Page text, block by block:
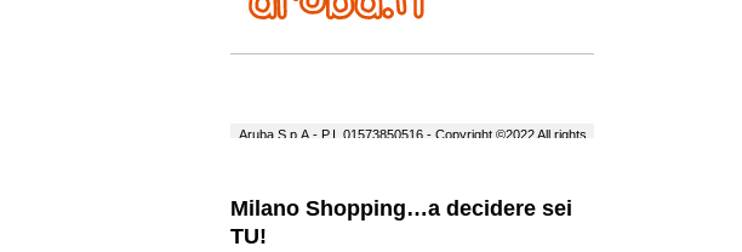
Milano Shopping…a decidere sei
TU!